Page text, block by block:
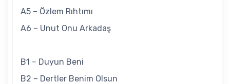
A5 – Özlem Rıhtımı
A6 – Unut Onu Arkadaş
B1 – Duyun Beni
B2 – Dertler Benim Olsun